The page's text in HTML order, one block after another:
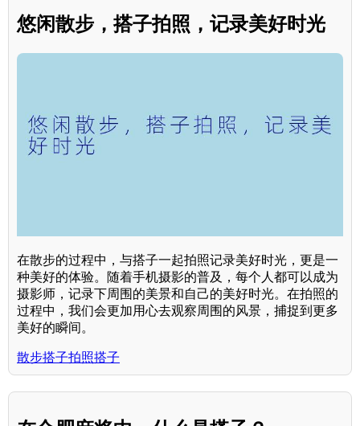
悠闲散步，搭子拍照，记录美好时光
在散步的过程中，与搭子一起拍照记录美好时光，更是一
种美好的体验。随着手机摄影的普及，每个人都可以成为
摄影师，记录下周围的美景和自己的美好时光。在拍照的
过程中，我们会更加用心去观察周围的风景，捕捉到更多
美好的瞬间。
散步搭子拍照搭子